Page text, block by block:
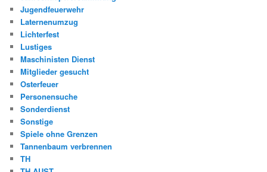
Jugendfeuerwehr
Laternenumzug
Lichterfest
Lustiges
Maschinisten Dienst
Mitglieder gesucht
Osterfeuer
Personensuche
Sonderdienst
Sonstige
Spiele ohne Grenzen
Tannenbaum verbrennen
TH